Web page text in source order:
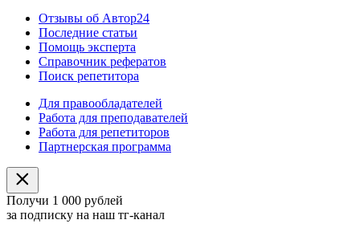
Отзывы об Автор24
Последние статьи
Помощь эксперта
Справочник рефератов
Поиск репетитора
Для правообладателей
Работа для преподавателей
Работа для репетиторов
Партнерская программа
Получи 1 000 рублей
за подписку на наш тг-канал